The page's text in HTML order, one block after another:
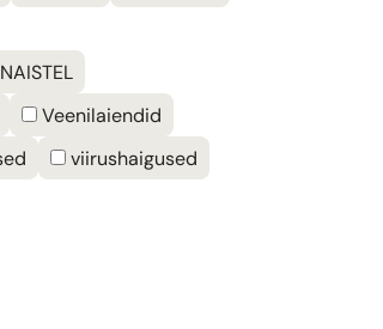
Veenilaiendid
viirushaigused